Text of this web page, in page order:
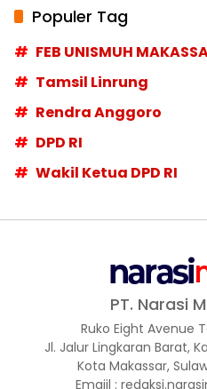
Populer Tag
FEB UNISMUH
Tamsil Linrung
Rendra Anggoro
DPD RI
Wakil Ketua DPD RI
PT. Narasi
Ruko Eight Avenue
Jl. Jalur Lingkaran Barat,
Kota Makassar,
Emaiil :